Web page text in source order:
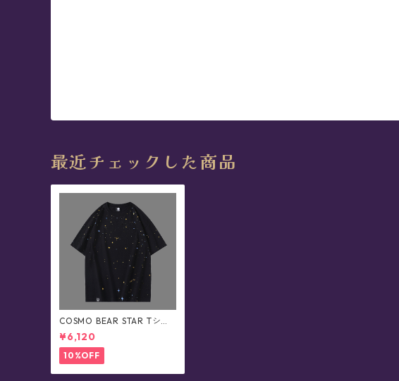
最近チェックした商品
COSMO BEAR STAR Tシャ
ツ(メンズ/ユニセックス)
¥6,120
10%OFF